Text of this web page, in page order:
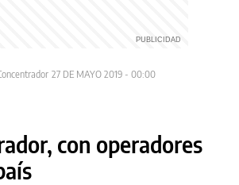
27 DE MAYO 2019 - 00:00
con operadores